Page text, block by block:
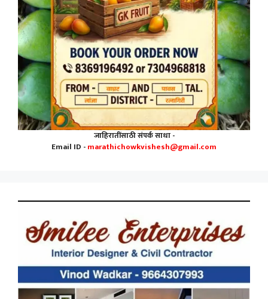
जाहिरातींसाठी संपर्क साधा -
Email ID -marathichowkvishesh@gmail.com